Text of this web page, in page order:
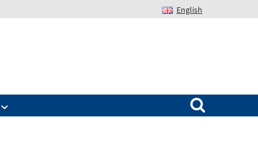
English
Suchen nach: